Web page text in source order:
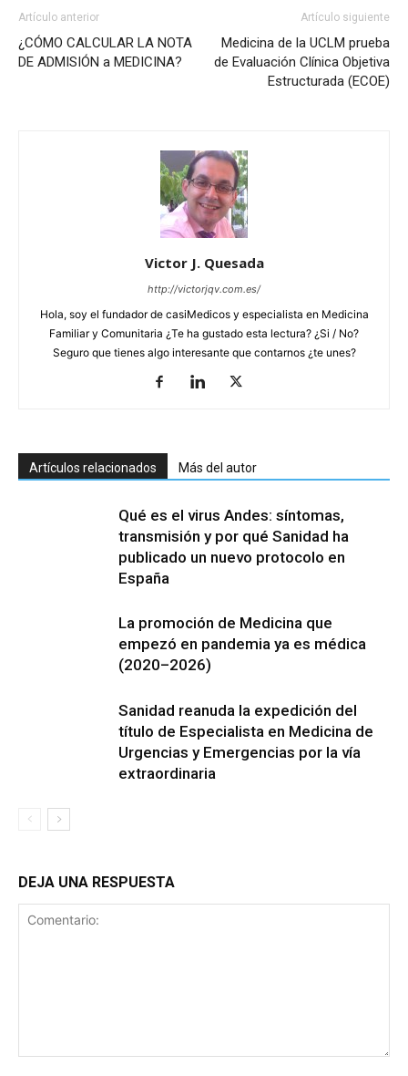
Artículo anterior
¿CÓMO CALCULAR LA NOTA
DE ADMISIÓN a MEDICINA?
Artículo siguiente
Medicina de la UCLM prueba
de Evaluación Clínica Objetiva
Estructurada (ECOE)
Victor J. Quesada
http://victorjqv.com.es/
Hola, soy el fundador de casiMedicos y especialista en Medicina
Familiar y Comunitaria ¿Te ha gustado esta lectura? ¿Si / No?
Seguro que tienes algo interesante que contarnos ¿te unes?
Artículos relacionados Más del autor
Qué es el virus Andes: síntomas,
transmisión y por qué Sanidad ha
publicado un nuevo protocolo en
España
La promoción de Medicina que
empezó en pandemia ya es médica
(2020–2026)
Sanidad reanuda la expedición del
título de Especialista en Medicina de
Urgencias y Emergencias por la vía
extraordinaria
DEJA UNA RESPUESTA